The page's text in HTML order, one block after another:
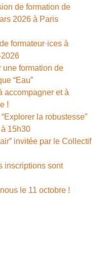
de formation de
2026 à Paris
formateur·ices à
2026
une formation de
“Eau”
accompagner et à
!
la robustesse”
15h30
invitée par le Collectif
inscriptions sont
le 11 octobre !